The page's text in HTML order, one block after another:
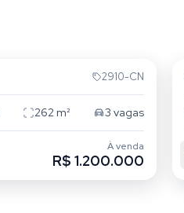
2910-CN
262 m² 3 vagas
À venda
R$ 1.200.000